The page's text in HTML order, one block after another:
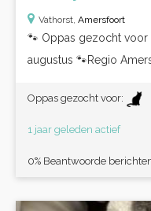
Vathorst, Amersfoort
🐾 Oppas gezocht
augustus 🐾Regio
Oppas gezocht voor:
1 jaar geleden actief
0% Beantwoorde